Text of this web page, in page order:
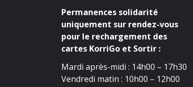
Permanences solidarité
uniquement sur rendez-vous
pour le rechargement des
cartes KorriGo et Sortir :
Mardi après-midi : 14h00 – 17h30
Vendredi matin : 10h00 – 12h00